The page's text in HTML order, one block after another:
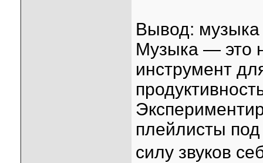
Вывод: музыка
Музыка — это
инструмент
плейлисты
силу звуков